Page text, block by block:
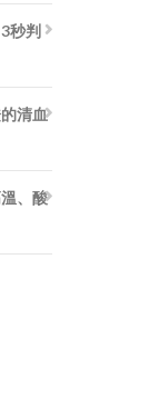
秒判
清血
、酸